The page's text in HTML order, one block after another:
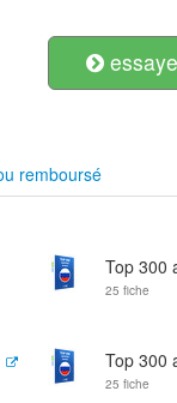
remboursé
Top 300
25 fiche
Top 300
25 fiche